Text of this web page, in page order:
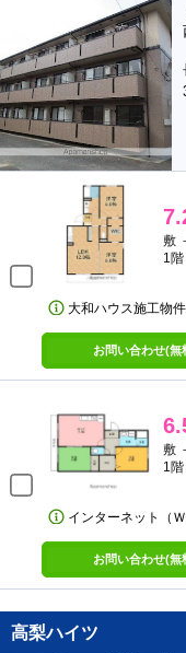
敷
1
大和ハウス施工物
お問い合わせ(無
敷
1
インターネット（
お問い合わせ(無
高梨ハイツ